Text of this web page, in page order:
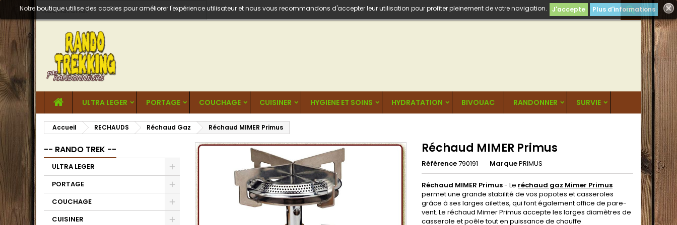

Notre boutique utilise des cookies pour améliorer l'expérience utilisateur et nous vous recommandons d'accepter leur utilisation pour profiter pleinement de votre navigation. J'accepte Plus d'informations
ULTRA LEGER PORTAGE COUCHAGE CUISINER HYGIENE ET SOINS HYDRATATION BIVOUAC RANDONNER SURVIE
Accueil RECHAUDS Réchaud Gaz Réchaud MIMER Primus
-- RANDO TREK --
ULTRA LEGER
PORTAGE
COUCHAGE
CUISINER
Réchaud MIMER Primus
Référence790191 MarquePRIMUS
Réchaud MIMER Primus- Le réchaud gaz Mimer Primus
permet une grande stabilité de vos popotes et casseroles
grâce à ses larges ailettes, qui font également office de pare-
vent. Le réchaud Mimer Primus accepte les larges diamètres de
casserole et poêle tout en puissance de chauffe